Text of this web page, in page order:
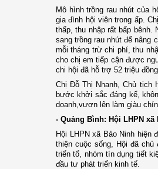
Mô hình trồng rau nhút của
gia đình hội viên trong ấp.
thấp, thu nhập rất bấp bênh.
sang trồng rau nhút để nâng
mỗi tháng trừ chi phí, thu
cho chị em tiếp cận được
chi hội đã hỗ trợ 52 triệu
Chị Đỗ Thị Nhanh, Chủ tịch
bước khởi sắc đáng kể,
doanh,vươn lên làm giàu
- Quảng Bình: Hội LHPN
Hội LHPN xã Bảo Ninh hiện
thiện cuộc sống, Hội đã
triển tổ, nhóm tín dụng tiết
đầu tư phát triển kinh tế.